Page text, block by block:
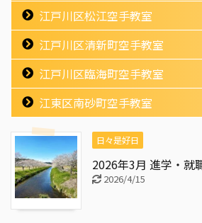
江戸川区松江空手教室
江戸川区清新町空手教室
江戸川区臨海町空手教室
江東区南砂町空手教室
日々是好日
2026年3月 進学・就
2026/4/15